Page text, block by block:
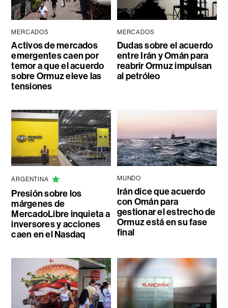
MERCADOS
Activos de mercados
emergentes caen por
temor a que el acuerdo
sobre Ormuz eleve las
tensiones
MERCADOS
Dudas sobre el acuerdo
entre Irán y Omán para
reabrir Ormuz impulsan
al petróleo
ARGENTINA
Presión sobre los
márgenes de
MercadoLibre inquieta a
inversores y acciones
caen en el Nasdaq
MUNDO
Irán dice que acuerdo
con Omán para
gestionar el estrecho de
Ormuz está en su fase
final